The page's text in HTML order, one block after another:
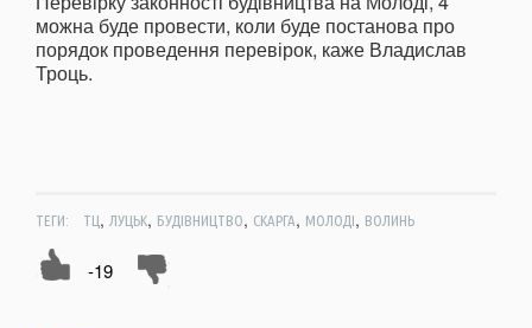
можна буде провести, коли буде постанова про
порядок проведення перевірок, каже Владислав
Троць.
ТЕГИ: ТЦ, ЛУЦЬК, БУДІВНИЦТВО, СКАРГА, МОЛОДІ, ВОЛИНЬ
-19